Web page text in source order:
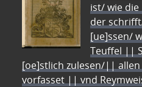
ist/ wie
der
[ue]ssen/
Teuffel ||
[oe]stlich zulesen/||
vorfasset || vnd